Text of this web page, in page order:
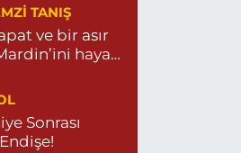
Al TANIŞ
ve bir asır
hayal
Sonrası